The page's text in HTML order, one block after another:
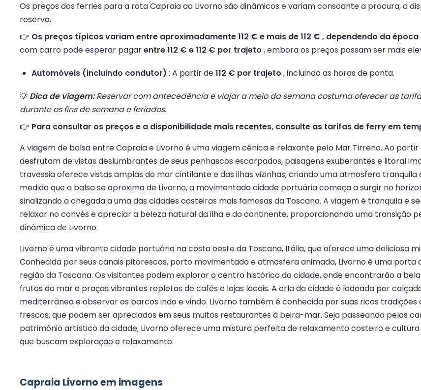
Os preços dos ferries para a rota Capraia ao Livorno são dinâmicos e variam consoante a procura, a
reserva.
👉 Os preços típicos variam entre aproximadamente 112 € e mais de 112 € , dependendo da
com carro pode esperar pagarentre 112 € e 112 € por trajeto , embora os preços possam ser mais
Automóveis (incluindo condutor) : A partir de112 € por trajeto , incluindo as horas de ponta.
💡 Dica de viagem:Reservar com antecedência e viajar a meio da semana costuma oferecer as
durante os fins de semana e feriados.
👉 Para consultar os preços e a disponibilidade mais recentes, consulte as tarifas de ferry em
A viagem de balsa entre Capraia e Livorno é uma viagem cênica e relaxante pelo Mar Tirreno. Ao
desfrutam de vistas deslumbrantes de seus penhascos escarpados, paisagens exuberantes e litoral
travessia oferece vistas amplas do mar cintilante e das ilhas vizinhas, criando uma atmosfera
medida que a balsa se aproxima de Livorno, a movimentada cidade portuária começa a surgir no
sinalizando a chegada a uma das cidades costeiras mais famosas da Toscana. A viagem é tranquila e
relaxar no convés e apreciar a beleza natural da ilha e do continente, proporcionando uma transição
dinâmica de Livorno.
Livorno é uma vibrante cidade portuária na costa oeste da Toscana, Itália, que oferece uma deliciosa
Conhecida por seus canais pitorescos, porto movimentado e atmosfera animada, Livorno é uma
região da Toscana. Os visitantes podem explorar o centro histórico da cidade, onde encontrarão a
frutos do mar e praças vibrantes repletas de cafés e lojas locais. A orla da cidade é ladeada por
mediterrânea e observar os barcos indo e vindo. Livorno também é conhecida por suas ricas
frescos, que podem ser apreciados em seus muitos restaurantes à beira-mar. Seja passeando pelos
patrimônio artístico da cidade, Livorno oferece uma mistura perfeita de relaxamento costeiro e
que buscam exploração e relaxamento.
Capraia Livorno em imagens